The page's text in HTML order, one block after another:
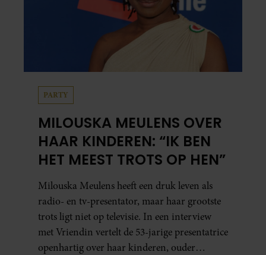
PARTY
MILOUSKA MEULENS OVER
HAAR KINDEREN: “IK BEN
HET MEEST TROTS OP HEN”
Milouska Meulens heeft een druk leven als
radio- en tv-presentator, maar haar grootste
trots ligt niet op televisie. In een interview
met Vriendin vertelt de 53-jarige presentatrice
openhartig over haar kinderen, ouder